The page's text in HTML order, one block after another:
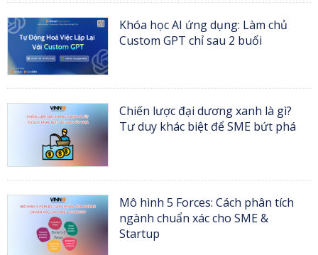
Khóa học AI ứng dụng: Làm chủ
Custom GPT chỉ sau 2 buổi
Chiến lược đại dương xanh là gì?
Tư duy khác biệt để SME bứt phá
Mô hình 5 Forces: Cách phân tích
ngành chuẩn xác cho SME &
Startup